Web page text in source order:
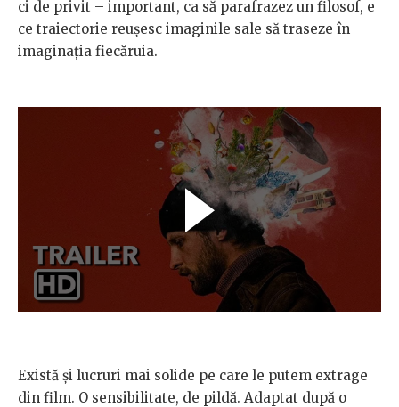
ci de privit – important, ca să parafrazez un filosof, e
ce traiectorie reușesc imaginile sale să traseze în
imaginația fiecăruia.
Există și lucruri mai solide pe care le putem extrage
din film. O sensibilitate, de pildă. Adaptat după o